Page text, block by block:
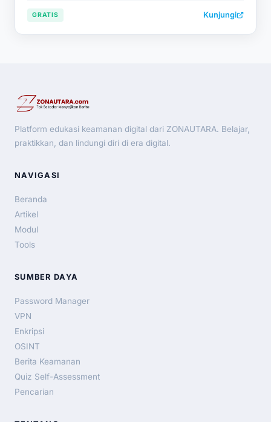
GRATIS Kunjungi
Platform edukasi keamanan digital dari ZONAUTARA. Belajar,
praktikkan, dan lindungi diri di era digital.
NAVIGASI
Beranda
Artikel
Modul
Tools
SUMBER DAYA
Password Manager
VPN
Enkripsi
OSINT
Berita Keamanan
Quiz Self-Assessment
Pencarian